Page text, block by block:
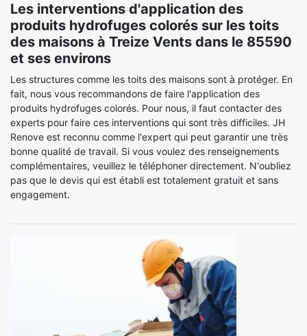
Les interventions d'application des
produits hydrofuges colorés sur les toits
des maisons à Treize Vents dans le 85590
et ses environs
Les structures comme les toits des maisons sont à protéger. En
fait, nous vous recommandons de faire l'application des
produits hydrofuges colorés. Pour nous, il faut contacter des
experts pour faire ces interventions qui sont très difficiles. JH
Renove est reconnu comme l'expert qui peut garantir une très
bonne qualité de travail. Si vous voulez des renseignements
complémentaires, veuillez le téléphoner directement. N'oubliez
pas que le devis qui est établi est totalement gratuit et sans
engagement.